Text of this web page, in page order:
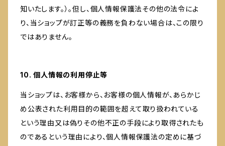
知いたします。）。但し、個人情報保護法その他の法令によ
り、当ショップが訂正等の義務を負わない場合は、この限り
ではありません。
10. 個人情報の利用停止等
当ショップは、お客様から、お客様の個人情報が、あらかじ
め公表された利用目的の範囲を超えて取り扱われている
という理由又は偽りその他不正の手段により取得されたも
のであるという理由により、個人情報保護法の定めに基づ